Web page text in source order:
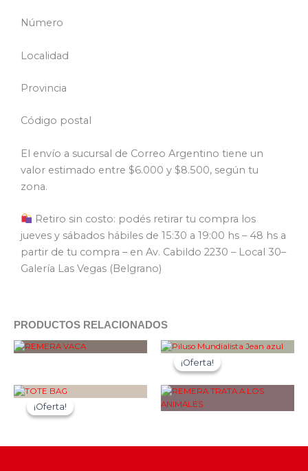
Número
Localidad
Provincia
Código postal
El envío a sucursal de Correo Argentino tiene un
valor estimado entre $6.000 y $8.500, según tu
zona.
Retiro sin costo: podés retirar tu compra los
jueves y sábados hábiles de 15:30 a 19:00 hs – 48 hs a
partir de tu compra – en Av. Cabildo 2230 – Local 30–
Galería Las Vegas (Belgrano)
PRODUCTOS RELACIONADOS
¡Oferta!
¡Oferta!
¡Oferta!
¡Oferta!